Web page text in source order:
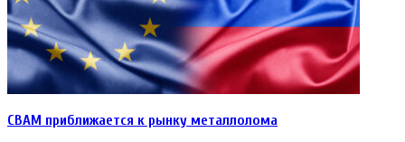
CBAM приближается к рынку металлолома